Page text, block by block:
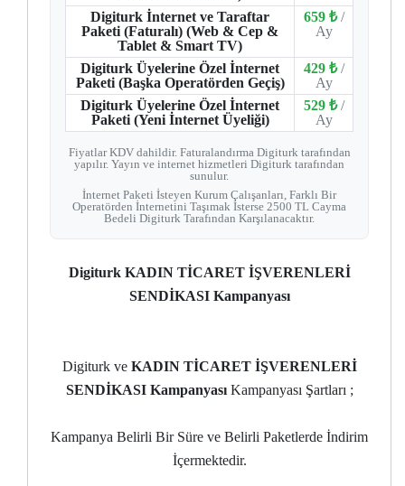
Digiturk İnternet ve Taraftar
Paketi (Faturalı) (Web & Cep &
Tablet & Smart TV)
659 ₺ /
Ay
Digiturk Üyelerine Özel İnternet
Paketi (Başka Operatörden Geçiş)
429 ₺ /
Ay
Digiturk Üyelerine Özel İnternet
Paketi (Yeni İnternet Üyeliği)
529 ₺ /
Ay
Fiyatlar KDV dahildir. Faturalandırma Digiturk tarafından
yapılır. Yayın ve internet hizmetleri Digiturk tarafından
sunulur.
İnternet Paketi İsteyen Kurum Çalışanları, Farklı Bir
Operatörden İnternetini Taşımak İsterse 2500 TL Cayma
Bedeli Digiturk Tarafından Karşılanacaktır.
Digiturk KADIN TİCARET İŞVERENLERİ
SENDİKASI Kampanyası
Digiturk ve KADIN TİCARET İŞVERENLERİ
SENDİKASI KampanyasıKampanyası Şartları ;
Kampanya Belirli Bir Süre ve Belirli Paketlerde İndirim
İçermektedir.